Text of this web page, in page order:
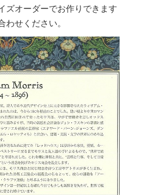
ズオーダーでお作りできます
わせください。